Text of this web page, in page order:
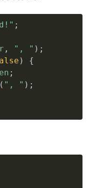
;
, ", " ) ;
)
{
;
( ", " ) ;